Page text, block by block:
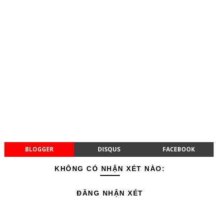
BLOGGER DISQUS FACEBOOK
KHÔNG CÓ NHẬN XÉT NÀO:
ĐĂNG NHẬN XÉT